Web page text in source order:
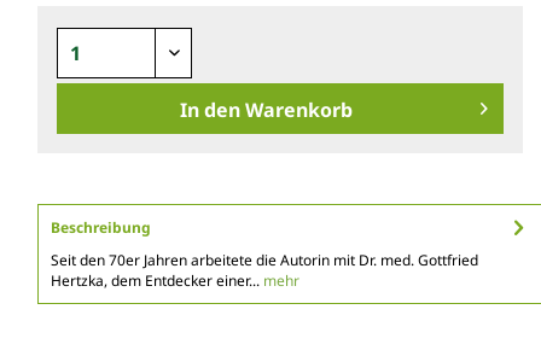
In den Warenkorb
Beschreibung
Seit den 70er Jahren arbeitete die Autorin mit Dr. med. Gottfried
Hertzka, dem Entdecker einer... mehr